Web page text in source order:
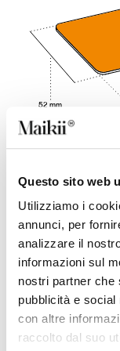
Questo sito web
Utilizziamo i
annunci, per
analizzare il
informazioni sul
nostri partner che
pubblicità e
con altre
raccolto dal suo
52 mm
USB-Stick in nur
und 48 Stunden in
schnellem
Dieser Stick ist
ähnlich sieht,
verfügt er über
ist somit für die
besten geeignet
verfügt über einen
und für einen